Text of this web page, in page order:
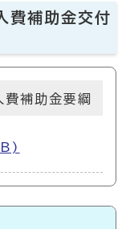
費補助金交付
補助金要綱